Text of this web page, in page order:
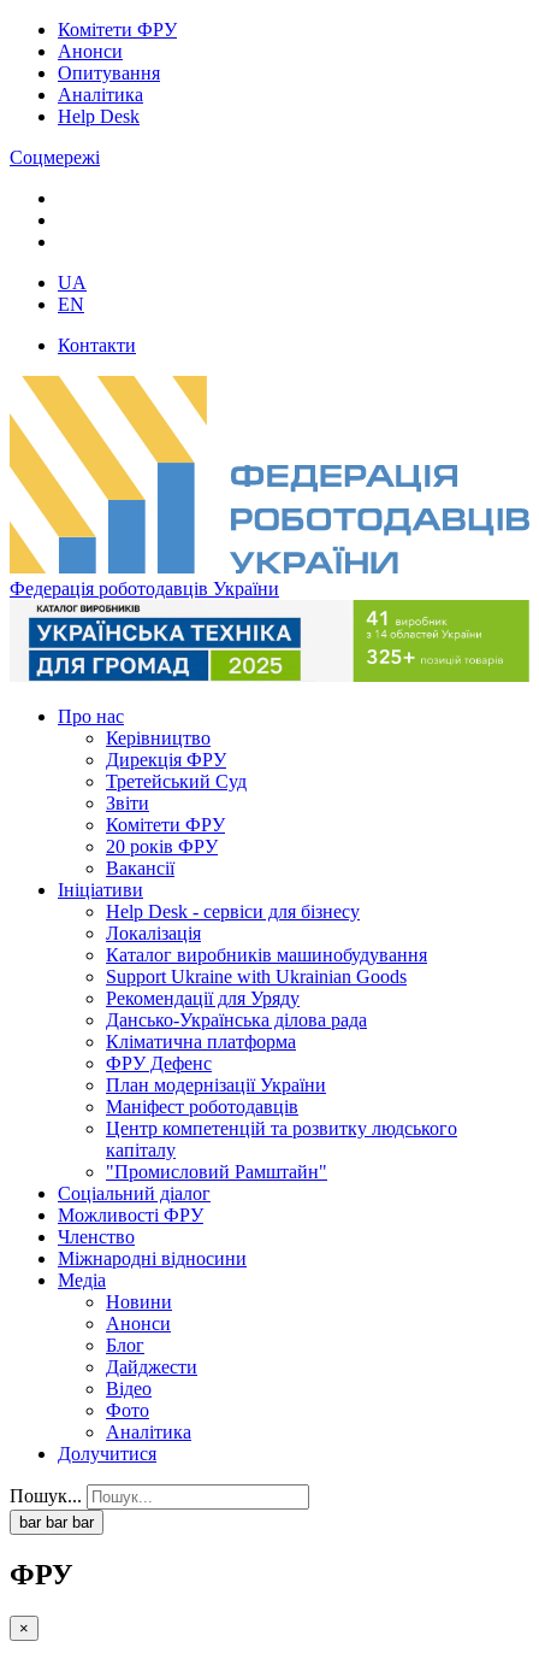
Комітети ФРУ
Анонси
Опитування
Аналітика
Help Desk
Соцмережі
UA
EN
Контакти
Федерація роботодавців України
Про нас
Керівництво
Дирекція ФРУ
Третейський Суд
Звіти
Комітети ФРУ
20 років ФРУ
Вакансії
Ініціативи
Help Desk - сервіси для бізнесу
Локалізація
Каталог виробників машинобудування
Support Ukraine with Ukrainian Goods
Рекомендації для Уряду
Дансько-Українська ділова рада
Кліматична платформа
ФРУ Дефенс
План модернізації України
Маніфест роботодавців
Центр компетенцій та розвитку людського
капіталу
"Промисловий Рамштайн"
Соціальний діалог
Можливості ФРУ
Членство
Міжнародні відносини
Медіа
Новини
Анонси
Блог
Дайджести
Відео
Фото
Аналітика
Долучитися
Пошук...
bar bar bar
ФРУ
×